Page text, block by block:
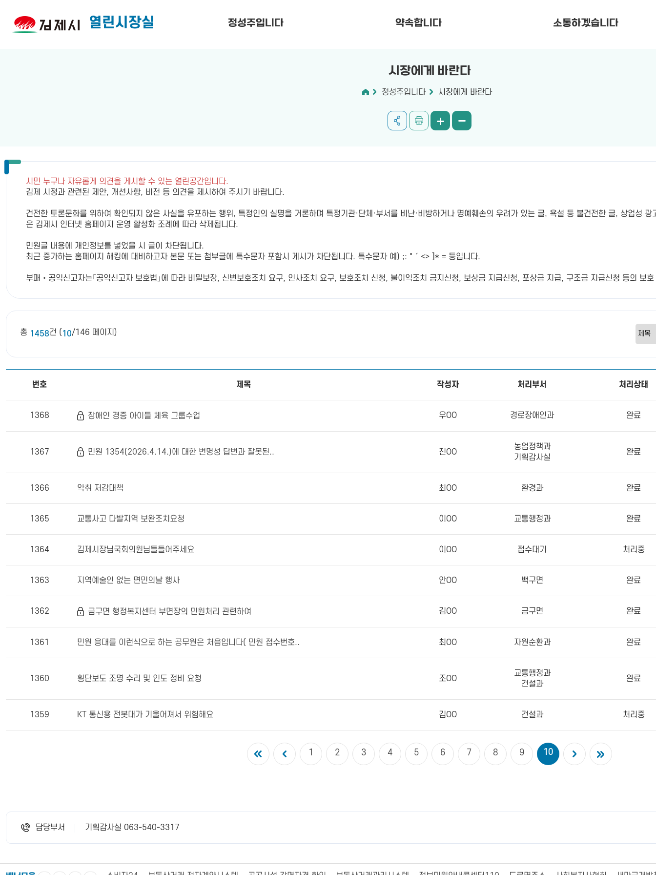
열린시장실 정성주입니다 약속합니다 소통하겠습니다
시장에게 바란다
정성주입니다 시장에게 바란다
시민 누구나 자유롭게 의견을 게시할 수 있는 열린공간입니다.
김제 시정과 관련된 제안, 개선사항, 비전 등 의견을 제시하여 주시기 바랍니다.
건전한 토론문화를 위하여 확인되지 않은 사실을 유포하는 행위, 특정인의 실명을 거론하며 특정기관·단체·부서를 비난·비방하거나 명예훼손의 우려가 있는 글, 욕설 등 불건전한 글, 상업성
은 김제시 인터넷 홈페이지 운영 활성화 조례에 따라 삭제됩니다.
민원글 내용에 개인정보를 넣었을 시 글이 차단됩니다.
최근 증가하는 홈페이지 해킹에 대비하고자 본문 또는 첨부글에 특수문자 포함시 게시가 차단됩니다. 특수문자 예) ;: " ´ <> ]* = 등입니다.
부패‧공익신고자는「공익신고자 보호법」에 따라 비밀보장, 신변보호조치 요구, 인사조치 요구, 보호조치 신청, 불이익조치 금지신청, 보상금 지급신청, 포상금 지급, 구조금 지급신청 등의 보
총 1458건 ( 10/146 페이지)
번호 제목 작성자 처리부서 처리상태
1368 장애인 경증 아이들 체육 그룹수업 우OO 경로장애인과 완료
1367 민원 1354(2026.4.14.)에 대한 변명성 답변과 잘못된.. 진OO
농업정책과
기획감사실
완료
1366 악취 저감대책 최OO 환경과 완료
1365 교통사고 다발지역 보완조치요청 이OO 교통행정과 완료
1364 김제시장님국회의원님들들어주세요 이OO 접수대기 처리중
1363 지역예술인 없는 면민의날 행사 안OO 백구면 완료
1362 금구면 행정복지센터 부면장의 민원처리 관련하여 김OO 금구면 완료
1361 민원 응대를 이런식으로 하는 공무원은 처음입니다( 민원 접수번호.. 최OO 자원순환과 완료
1360 횡단보도 조명 수리 및 인도 정비 요청 조OO
교통행정과
건설과
완료
1359 KT 통신용 전봇대가 기울어져서 위험해요 김OO 건설과 처리중
1 2 3 4 5 6 7 8 9 10
담당부서 기획감사실 063-540-3317